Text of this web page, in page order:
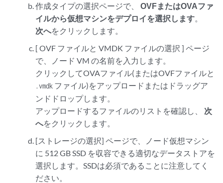
作成タイプの選択ページで、 OVFまたはOVAファ
イルから仮想マシンをデプロイを選択します。
次へをクリックします。
[ OVF ファイルと VMDK ファイルの選択 ] ページ
で、ノード VM の名前を入力します。
クリックしてOVAファイル(またはOVFファイルと
.vmdk ファイル)をアップロードまたはドラッグア
ンドドロップします。
アップロードするファイルのリストを確認し、 次
へをクリックします。
[ストレージの選択] ページで、ノード仮想マシン
に 512 GB SSD を収容できる適切なデータストアを
選択します。SSDは必須であることに注意してく
ださい。